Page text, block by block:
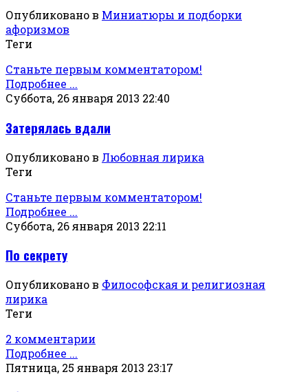
Опубликовано в Миниатюры и подборки
афоризмов
Теги
Станьте первым комментатором!
Подробнее ...
Суббота, 26 января 2013 22:40
Затерялась вдали
Опубликовано в Любовная лирика
Теги
Станьте первым комментатором!
Подробнее ...
Суббота, 26 января 2013 22:11
По секрету
Опубликовано в Философская и религиозная
лирика
Теги
2 комментарии
Подробнее ...
Пятница, 25 января 2013 23:17